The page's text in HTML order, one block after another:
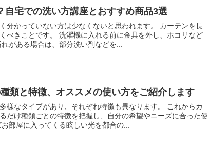
自宅での洗い方講座とおすすめ商品3選
分かっていない方は少なくないと思われます。 カーテンを長
べきことです。 洗濯機に入れる前に金具を外し、ホコリなど
がある場合は、部分洗い剤などを...
類と特徴、オススメの使い方をご紹介します
様なタイプがあり、それぞれ特徴も異なります。 これからカ
だけ種類ごとの特徴を把握し、自分の希望やニーズに合った使
部屋に入ってくる眩しい光を都合の...